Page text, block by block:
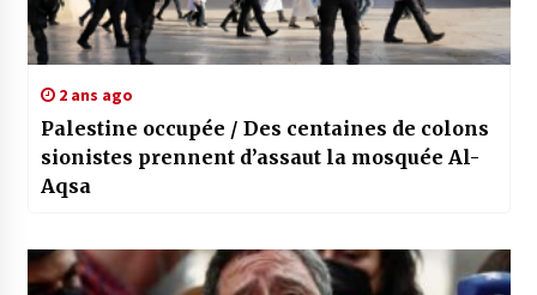
2 ans ago
Palestine occupée / Des centaines de colons
sionistes prennent d’assaut la mosquée Al-
Aqsa